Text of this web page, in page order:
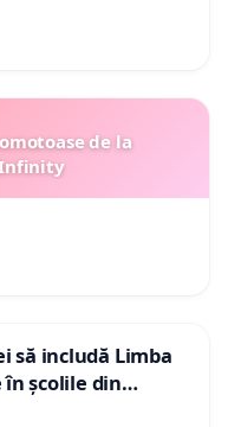
de la
să includă Limba
școlile din